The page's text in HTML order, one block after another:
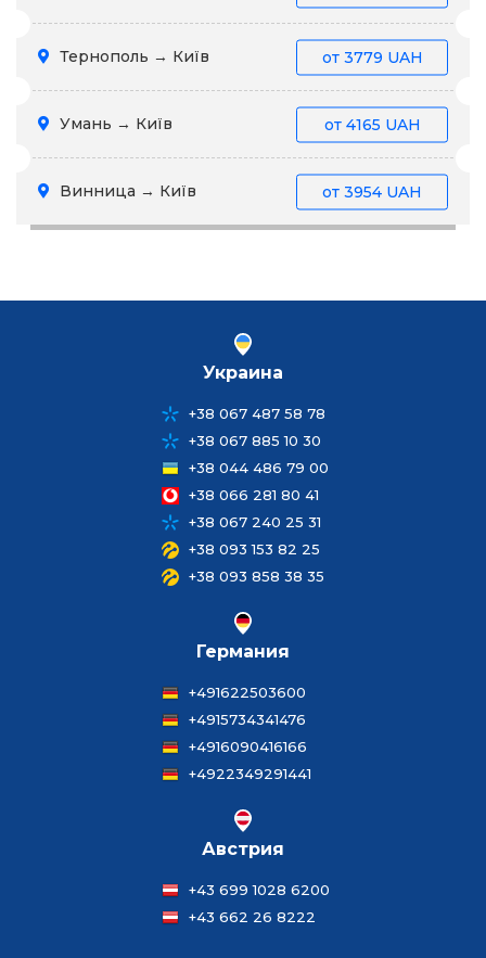
Тернополь → Київ от 3779 UAH
Умань → Київ от 4165 UAH
Винница → Київ от 3954 UAH
Украина
+38 067 487 58 78
+38 067 885 10 30
+38 044 486 79 00
+38 066 281 80 41
+38 067 240 25 31
+38 093 153 82 25
+38 093 858 38 35
Германия
+491622503600
+4915734341476
+4916090416166
+4922349291441
Австрия
+43 699 1028 6200
+43 662 26 8222